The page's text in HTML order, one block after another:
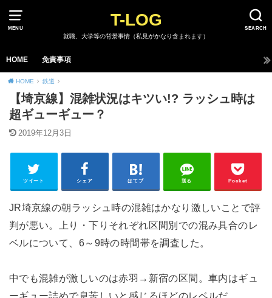
MENU SEARCH
T-LOG
就職、大学等の背景事情（私見がかなり含まれます）
HOME 免責事項
HOME 鉄道
【埼京線】混雑状況はキツい!? ラッシュ時は
超ギューギュー？
2019年12月3日
ツイート シェア はてブ 送る Pocket
JR埼京線の朝ラッシュ時の混雑はかなり激しいことで評
判が悪い。上り・下りそれぞれ区間別での混み具合のレ
ベルについて、6～9時の時間帯を調査した。
中でも混雑が激しいのは赤羽→新宿の区間。車内はギュ
ーギュー詰めで息苦しいと感じるほどのレベルだ。